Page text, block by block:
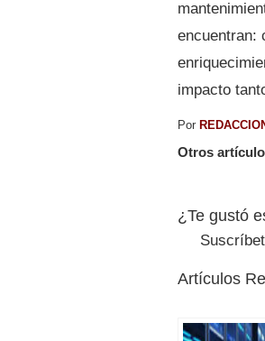
encuentran:
impacto
Por
Otros
¿Te gustó
Artículos